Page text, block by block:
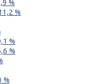
%
%
%
%
%